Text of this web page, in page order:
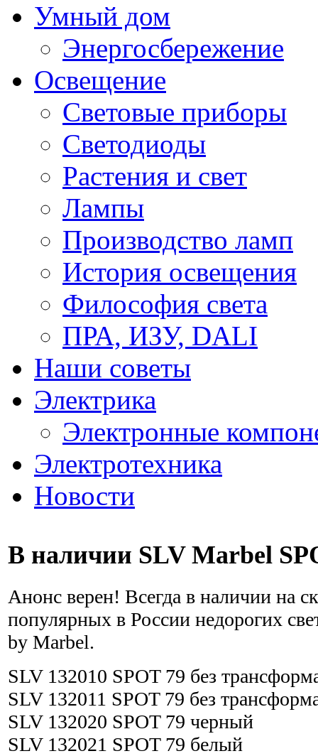
Умный дом
Энергосбережение
Освещение
Световые приборы
Светодиоды
Растения и свет
Лампы
Производство ламп
История освещения
Философия света
ПРА, ИЗУ, DALI
Наши советы
Электрика
Электронные
Электротехника
Новости
В наличии SLV Marbel
Анонс верен! Всегда в наличии на
популярных в России недорогих
by Marbel.
SLV 132010 SPOT 79 без
SLV 132011 SPOT 79 без
SLV 132020 SPOT 79 черный
SLV 132021 SPOT 79 белый